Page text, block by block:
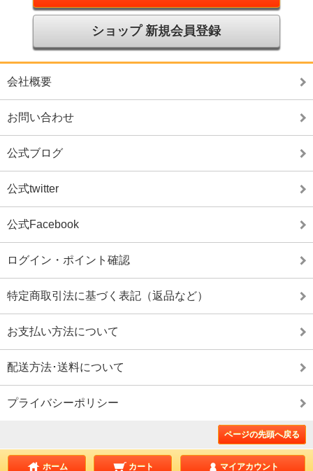
ショップ 新規会員登録
会社概要
お問い合わせ
公式ブログ
公式twitter
公式Facebook
ログイン・ポイント確認
特定商取引法に基づく表記（返品など）
お支払い方法について
配送方法･送料について
プライバシーポリシー
ページの先頭へ戻る
ホーム カート マイアカウント